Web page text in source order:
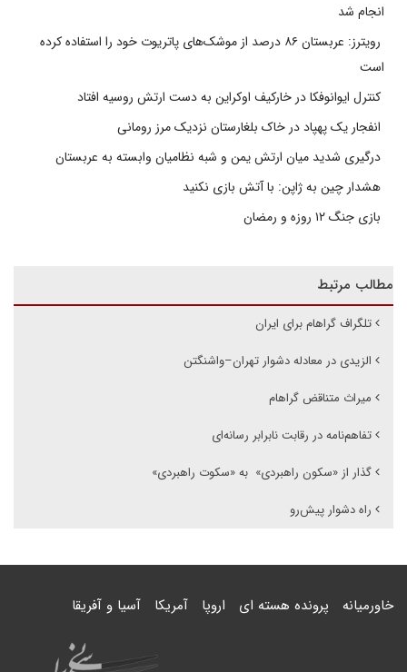
انجام شد
رویترز: عربستان ۸۶ درصد از موشک‌های پاتریوت خود را استفاده کرده
است
کنترل ایوانوفکا در خارکیف اوکراین به دست ارتش روسیه افتاد
انفجار یک پهپاد در خاک بلغارستان نزدیک مرز رومانی
درگیری شدید میان ارتش یمن و شبه نظامیان وابسته به عربستان
هشدار چین به ژاپن: با آتش بازی نکنید
بازی جنگ ۱۲ روزه و رمضان
مطالب مرتبط
تلگراف گراهام برای ایران
الزیدی در معادله دشوار تهران–واشنگتن
میراث متناقض گراهام
تفاهم‌نامه در رقابت نابرابر رسانه‌ای
گذار از «سکون راهبردی» به «سکوت راهبردی»
راه دشوار پیش‌رو
خاورمیانه پرونده هسته ای اروپا آمریکا آسیا و آفریقا